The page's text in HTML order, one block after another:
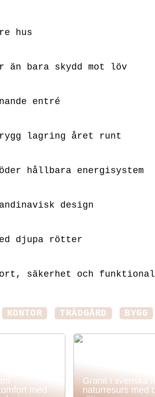
hus
bara skydd mot löv
entré
lagring året runt
hållbara energisystem
design
djupa rötter
säkerhet och
KONTOR TRÄDGÅRD BYGG
med
Granit i svenska
naturresurs med